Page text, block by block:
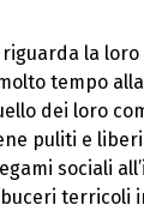
riguarda la loro
tempo
dei loro
puliti e
sociali
terricoli